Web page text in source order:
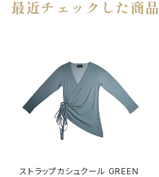
最近チェックした商品
ストラップカシュクール GREEN